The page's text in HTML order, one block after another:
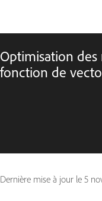
Optimisation des
fonction de
Dernière mise à jour le 5